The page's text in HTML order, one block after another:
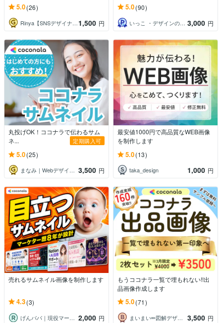
5.0(26)
Rinya【SNSデザイナー】 1,500 円
5.0(90)
いっこ ・デザインのお助け屋さん・ 3,000 円
丸投げOK！ココナラで伝わるサム
ネ...
定期購入可
5.0(25)
まなみ｜Webデザイナー 3,500 円
最安値1000円で高品質なWEB画像
を制作します
5.0(13)
taka_design 1,000 円
売れるサムネイル画像を制作します
4.3(3)
げんパパ｜現役マーケターのAI実践家 2,000 円
もうココナラ一覧で埋もれない!!出
品画像作成します
5.0(71)
まいまい✏︎図解デザイン｜SNS画像制作 3,500 円